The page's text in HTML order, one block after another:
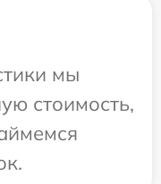
мы
стоимость,